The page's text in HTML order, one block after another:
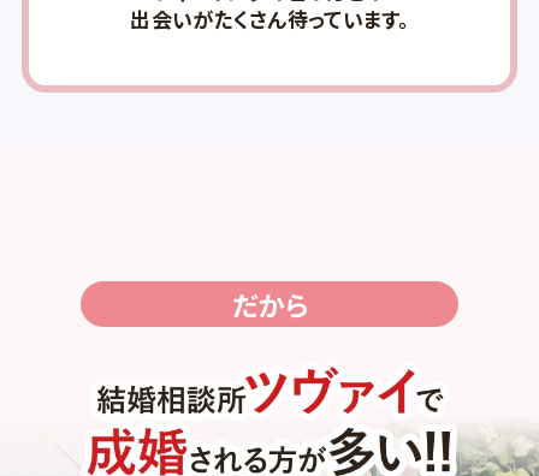
出会いがたくさん待っています。
だから